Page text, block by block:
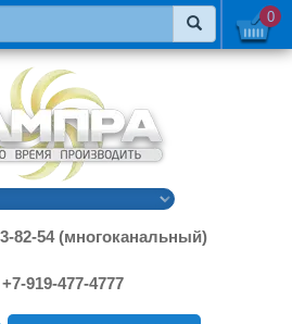
82-54 (многоканальный)
+7-919-477-4777
0